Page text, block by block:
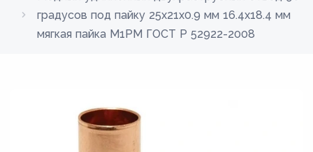
градусов под пайку 25х21х0.9 мм 16.4х18.4 мм
мягкая пайка М1РМ ГОСТ Р 52922-2008